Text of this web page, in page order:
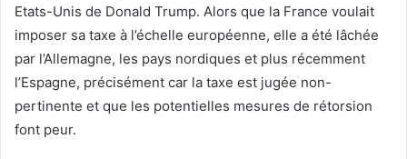
Etats-Unis de Donald Trump. Alors que la France voulait
imposer sa taxe à l’échelle européenne, elle a été lâchée
par l’Allemagne, les pays nordiques et plus récemment
l’Espagne, précisément car la taxe est jugée non-
pertinente et que les potentielles mesures de rétorsion
font peur.